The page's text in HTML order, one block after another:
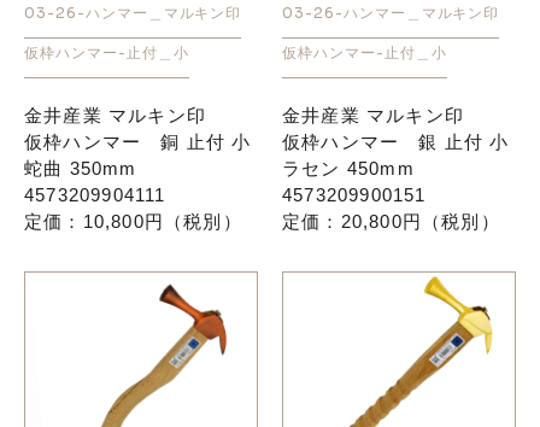
03-26-ハンマー＿マルキン印
仮枠ハンマー-止付＿小
金井産業 マルキン印
仮枠ハンマー 銅 止付 小
蛇曲 350mm
4573209904111
定価：10,800円（税別）
03-26-ハンマー＿マルキン印
仮枠ハンマー-止付＿小
金井産業 マルキン印
仮枠ハンマー 銀 止付 小
ラセン 450mm
4573209900151
定価：20,800円（税別）